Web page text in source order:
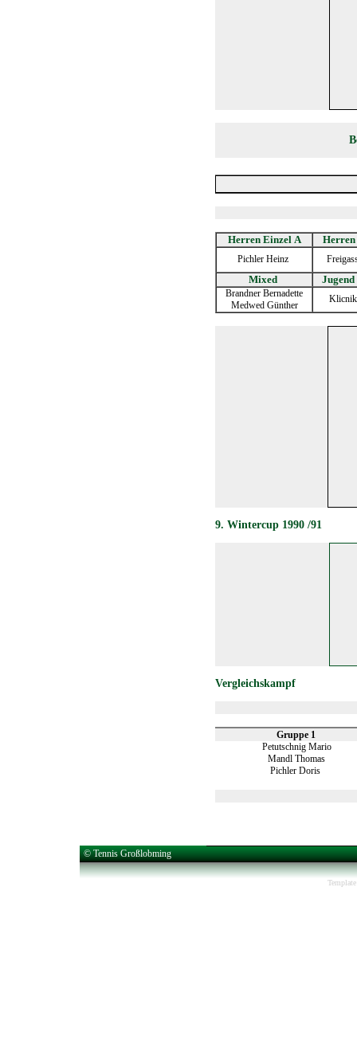
Herren Einzel A
Pichler Heinz
Mixed
Brandner Bernadette
Medwed Günther
Klicnik
9. Wintercup 1990 /91
Vergleichskampf
Gruppe 1
Petutschnig Mario
Mandl Thomas
Pichler Doris
© Tennis Großlobming